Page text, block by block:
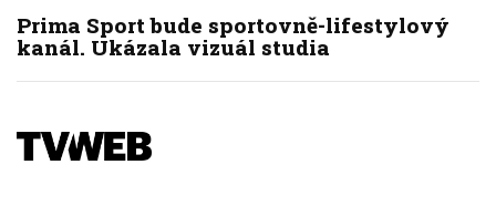
Prima Sport bude sportovně-lifestylový
kanál. Ukázala vizuál studia